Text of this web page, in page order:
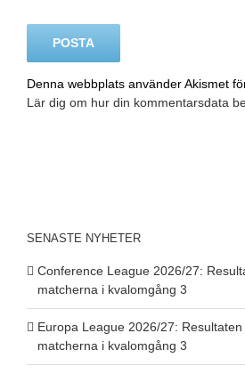
Denna webbplats använder Akismet
Lär dig om hur din kommentarsdata
SENASTE NYHETER
Conference League 2026/27:
matcherna i kvalomgång 3
Europa League 2026/27:
matcherna i kvalomgång 3